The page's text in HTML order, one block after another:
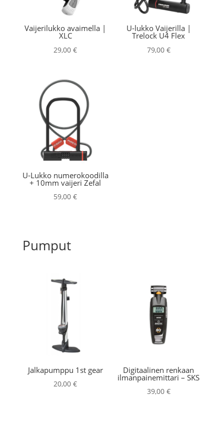
Vaijerilukko avaimella |
XLC
29,00€
U-lukko Vaijerilla |
Trelock U4 Flex
79,00 €
U-Lukko numerokoodilla
+ 10mm vaijeri Zefal
59,00€
Pumput
Jalkapumppu 1st gear
20,00€
Digitaalinen renkaan
ilmanpainemittari – SKS
39,00 €